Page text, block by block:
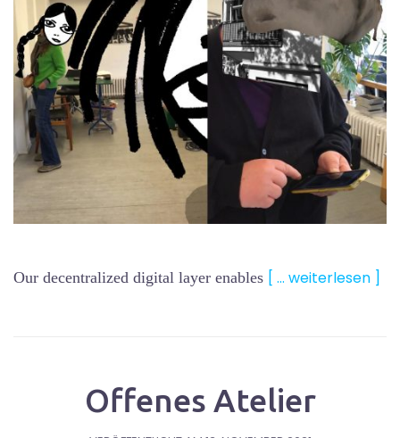
Our decentralized digital layer enables [ … weiterlesen ]
Offenes Atelier